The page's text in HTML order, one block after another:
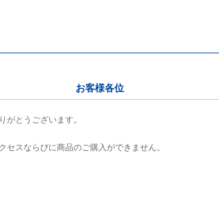
お客様各位
がとうございます。
スならびに商品のご購入ができません。